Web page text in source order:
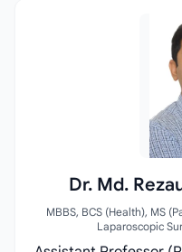
Dr. Md.
MBBS, BCS (Health), MS
Laparoscopic